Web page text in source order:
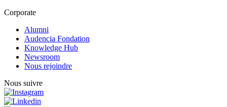
Corporate
Alumni
Audencia Fondation
Knowledge Hub
Newsroom
Nous rejoindre
Nous suivre